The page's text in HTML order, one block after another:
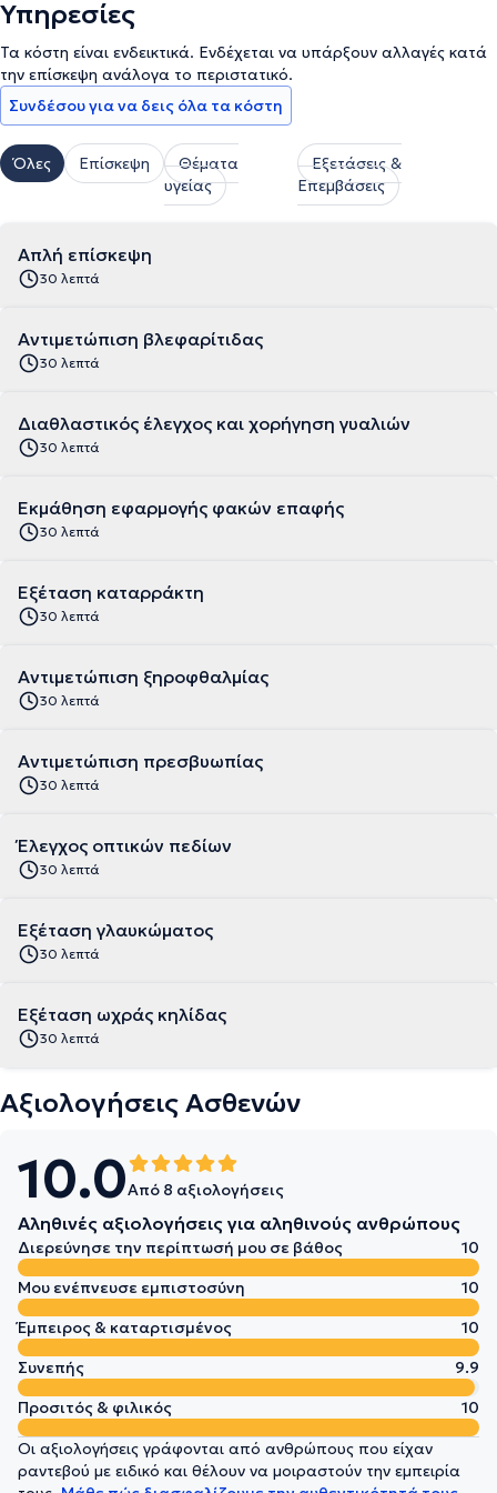
Υπηρεσίες
Τα κόστη είναι ενδεικτικά. Ενδέχεται να υπάρξουν αλλαγές κατά
την επίσκεψη ανάλογα το περιστατικό.
Συνδέσου για να δεις όλα τα κόστη
Όλες Επίσκεψη
Θέματα
υγείας
Εξετάσεις &
Επεμβάσεις
Απλή επίσκεψη
30 λεπτά
Αντιμετώπιση βλεφαρίτιδας
30 λεπτά
Διαθλαστικός έλεγχος και χορήγηση γυαλιών
30 λεπτά
Εκμάθηση εφαρμογής φακών επαφής
30 λεπτά
Εξέταση καταρράκτη
30 λεπτά
Αντιμετώπιση ξηροφθαλμίας
30 λεπτά
Αντιμετώπιση πρεσβυωπίας
30 λεπτά
Έλεγχος οπτικών πεδίων
30 λεπτά
Εξέταση γλαυκώματος
30 λεπτά
Εξέταση ωχράς κηλίδας
30 λεπτά
Αξιολογήσεις Ασθενών
10.0Από 8 αξιολογήσεις
Αληθινές αξιολογήσεις για αληθινούς ανθρώπους
Διερεύνησε την περίπτωσή μου σε βάθος
10
Μου ενέπνευσε εμπιστοσύνη
10
Έμπειρος & καταρτισμένος
10
Συνεπής
9.9
Προσιτός & φιλικός
10
Οι αξιολογήσεις γράφονται από ανθρώπους που είχαν
ραντεβού με ειδικό και θέλουν να μοιραστούν την εμπειρία